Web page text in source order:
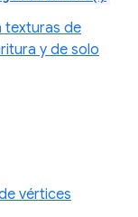
texturas de
y de solo
vértices